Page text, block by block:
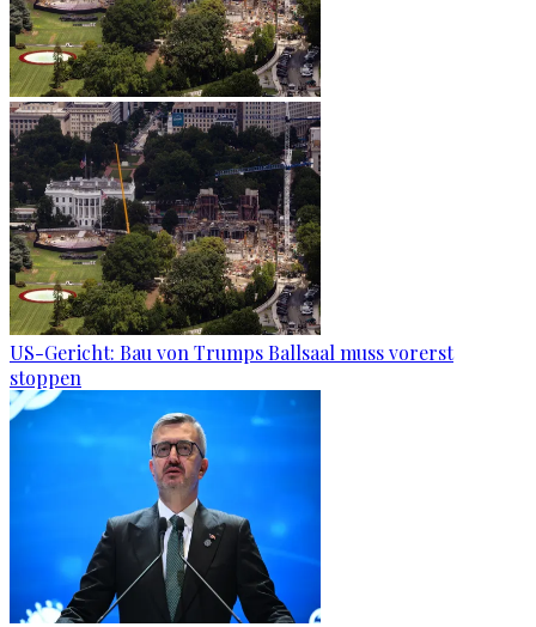
US-Gericht: Bau von Trumps Ballsaal muss vorerst
stoppen